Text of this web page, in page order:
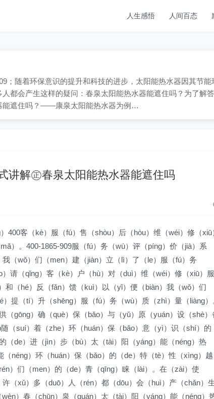
人生感悟 人间百态
；随着环保意识的提升和科技的进步，太阳能热水器因其节能
都会产生这样的疑问：春泉太阳能热水器能遮住吗？为了解
能遮住吗？——康泉太阳能热水器为例…
讲解㊣春泉太阳能热水器能遮住吗
400客（kè）服（fú）售（shòu）后（hòu）维（wéi）修（xiū
）。400-1865-909服（fú）务（wù）评（píng）价（jià）系
（wǒ）们（men）建（jiàn）立（lì）了（le）服（fú）务
请（qǐng）客（kè）户（hù）对（duì）维（wéi）修（xiū）服
和（hé）反（fǎn）馈（kuì）以（yǐ）便（biàn）我（wǒ）们
提（tí）升（shēng）服（fú）务（wù）质（zhì）量（liàng）
（gōng）确（què）保（bǎo）与（yǔ）原（yuán）设（shè）
（suí）着（zhe）环（huán）保（bǎo）意（yì）识（shí）的
（de）进（jìn）步（bù）太（tài）阳（yáng）能（néng）热
néng）环（huán）保（bǎo）的（de）特（tè）性（xìng）越
）们（men）的（de）青（qīng）睐（lài）。在（zài）使
（xǔ）多（duō）人（rén）都（dōu）会（huì）产（chǎn）
）春（chūn）泉（quán）太（tài）阳（yáng）能（néng）